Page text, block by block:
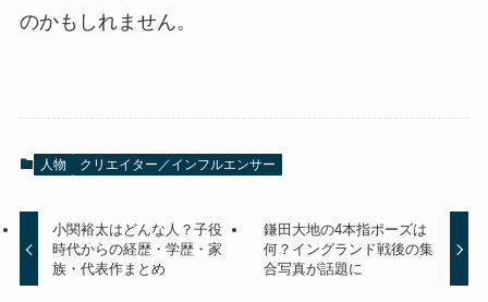
のかもしれません。
人物 クリエイター／インフルエンサー
小関裕太はどんな人？子役
時代からの経歴・学歴・家
族・代表作まとめ
鎌田大地の4本指ポーズは
何？イングランド戦後の集
合写真が話題に